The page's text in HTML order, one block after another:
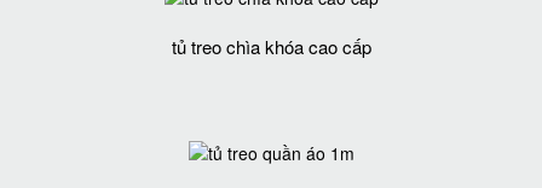
tủ treo chìa khóa cao cấp